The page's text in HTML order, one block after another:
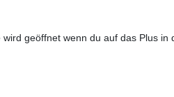
geöffnet wenn du auf das Plus in